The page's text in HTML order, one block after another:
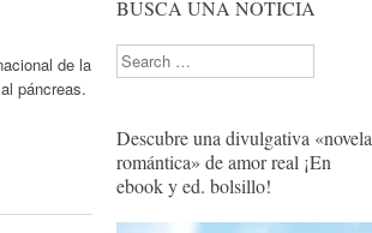
de la
páncreas.
BUSCA UNA NOTICIA
Search
Descubre una divulgativa «novela
romántica» de amor real ¡En
ebook y ed. bolsillo!